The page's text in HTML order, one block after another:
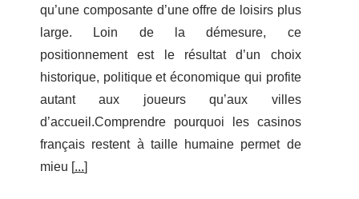
qu’une composante d’une offre de loisirs plus
large. Loin de la démesure, ce
positionnement est le résultat d’un choix
historique, politique et économique qui profite
autant aux joueurs qu’aux villes
d’accueil.Comprendre pourquoi les casinos
français restent à taille humaine permet de
mieu [...]